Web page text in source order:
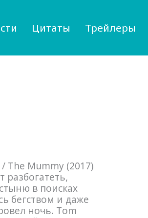
Цитаты Трейлеры
разбогатеть,
в поисках
бегством и даже
ночь. Tom